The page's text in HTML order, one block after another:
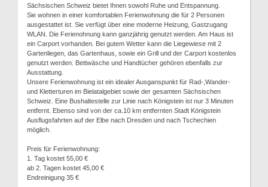
Sächsischen Schweiz bietet Ihnen sowohl Ruhe und Entspannung.
Sie wohnen in einer komfortablen Ferienwohnung die für 2 Personen
ausgestattet ist. Sie verfügt über eine moderne Heizung, Gastzugang
WLAN. Die Ferienohnung kann ganzjährig genutzt werden. Am Haus ist
ein Carport vorhanden. Bei gutem Wetter kann die Liegewiese mit 2
Gartenliegen, das Gartenhaus, sowie ein Grill und der Carport kostenlos
genutzt werden. Bettwäsche und Handtücher gehören ebenfalls zur
Ausstattung.
Unsere Ferienwohnung ist ein idealer Ausganspunkt für Rad-,Wander-
und Kletterturen im Bielatalgebiet sowie der gesamten Sächsischen
Schweiz. Eine Bushaltestelle zur Linie nach Königstein ist nur 3 Minuten
entfernt. Ebenso sind von der ca.10 km entfernten Stadt Königstein
Ausflugsfahrten auf der Elbe nach Dresden und nach Tschechien
möglich.
Preis für Ferienwohnung:
1. Tag kostet 55,00 €
ab 2. Tagen kostet 45,00 €
Endreinigung 35 €